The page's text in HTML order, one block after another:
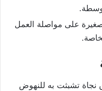
على مواصلة العمل
نجاة تشبثت به للنهوض